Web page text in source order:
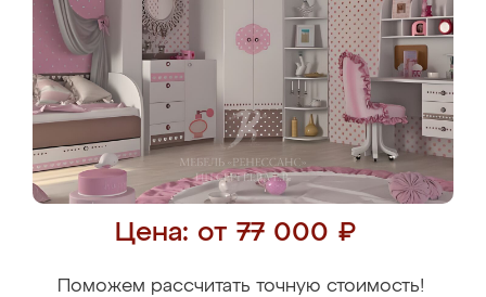
Цена: от 77 000 ₽
Поможем рассчитать точную стоимость!